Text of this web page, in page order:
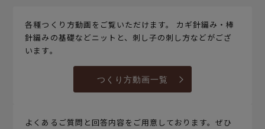
各種つくり方動画をご覧いただけます。 カギ針編み・棒
針編みの基礎などニットと、刺し子の刺し方などがござ
います。
つくり方動画一覧
よくあるご質問と回答内容をご用意しております。ぜひ